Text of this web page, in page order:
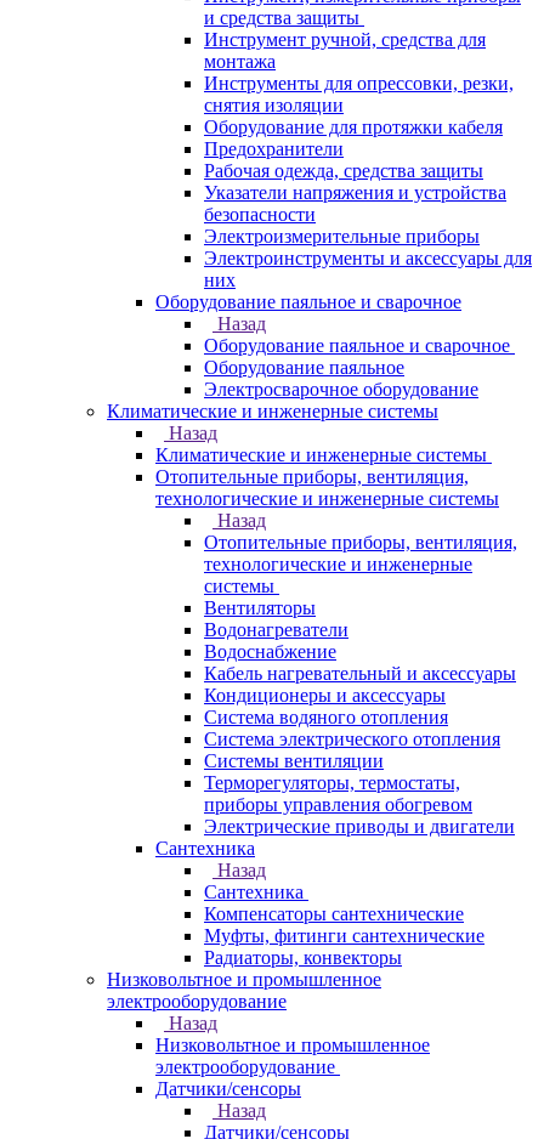
и средства защиты
Инструмент ручной, средства для
монтажа
Инструменты для опрессовки, резки,
снятия изоляции
Оборудование для протяжки кабеля
Предохранители
Рабочая одежда, средства защиты
Указатели напряжения и устройства
безопасности
Электроизмерительные приборы
Электроинструменты и аксессуары для
них
Оборудование паяльное и сварочное
Назад
Оборудование паяльное и сварочное
Оборудование паяльное
Электросварочное оборудование
Климатические и инженерные системы
Назад
Климатические и инженерные системы
Отопительные приборы, вентиляция,
технологические и инженерные системы
Назад
Отопительные приборы, вентиляция,
технологические и инженерные
системы
Вентиляторы
Водонагреватели
Водоснабжение
Кабель нагревательный и аксессуары
Кондиционеры и аксессуары
Система водяного отопления
Система электрического отопления
Системы вентиляции
Терморегуляторы, термостаты,
приборы управления обогревом
Электрические приводы и двигатели
Сантехника
Назад
Сантехника
Компенсаторы сантехнические
Муфты, фитинги сантехнические
Радиаторы, конвекторы
Низковольтное и промышленное
электрооборудование
Назад
Низковольтное и промышленное
электрооборудование
Датчики/сенсоры
Назад
Датчики/сенсоры